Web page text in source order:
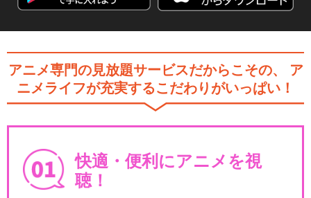
劇場版「Fate/stay night [H
e…
e…
アニメ専門の見放題サービスだからこその、
ア
ニメライフが充実するこだわりがいっぱい！
快適・便利にアニメを視
聴！